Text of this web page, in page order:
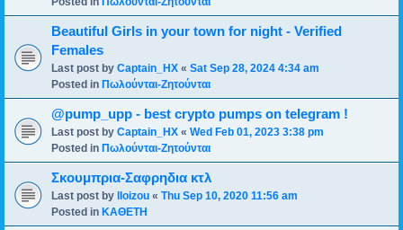
Beautiful Girls in your town for night - Verified
Females
Last post by Captain_HX « Sat Sep 28, 2024 4:34 am
Posted in Πωλούνται-Ζητούνται
@pump_upp - best crypto pumps on telegram !
Last post by Captain_HX « Wed Feb 01, 2023 3:38 pm
Posted in Πωλούνται-Ζητούνται
Σκουμπρια-Σαφρηδια κτλ
Last post by lloizou « Thu Sep 10, 2020 11:56 am
Posted in ΚΑΘΕΤΗ